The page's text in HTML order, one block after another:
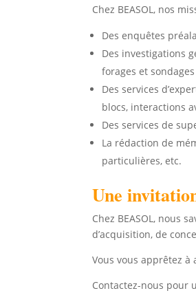
Chez BEASOL, nos
Des enquêtes
Des investigations
forages et
Des services
blocs, interactions
Des services de
La rédaction de
particulières, etc.
Une
Chez BEASOL, nous
d’acquisition, de
Vous vous apprêtez
Contactez-nous pour